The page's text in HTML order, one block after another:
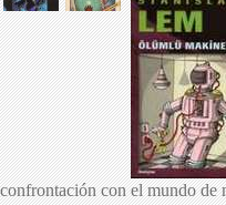
confrontación con el mundo de